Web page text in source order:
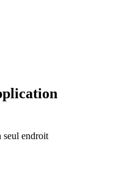
seul endroit